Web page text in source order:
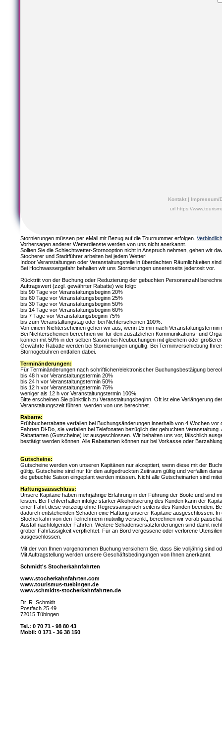
Kontakt| Impressum/
url https://
Stornierungen müssen per eMail mit Bezug auf die Tournummer erfolgen.
Vorhersagen anderer Wetterdienste werden von uns nicht anerkannt.
Sollten Sie die Schlechtwetter-Stornooption nicht in Anspruch nehmen, gehen wir
Stocherer und Stadtführer arbeiten bei jedem Wetter!
Indoor Veranstaltungen oder Veranstaltungsteile in überdachten Räumlichkeiten
Bei Hochwassergefahr behalten wir uns Stornierungen unsererseits jederzeit vor.
Rücktritt von der Buchung oder Reduzierung der gebuchten Personenzahl
Auftragswert (zzgl. gewährter Rabatte) wie folgt:
bis 90 Tage vor Veranstaltungsbeginn 20%
bis 60 Tage vor Veranstaltungsbeginn 25%
bis 30 Tage vor Veranstaltungsbeginn 50%
bis 14 Tage vor Veranstaltungsbeginn 60%
bis 7 Tage vor Veranstaltungsbeginn 75%
bis zum Veranstaltungstag oder bei Nichterscheinen 100%.
Von einem Nichterscheinen gehen wir aus, wenn 15 min nach
Bei Nichterscheinen berechnen wir für den zusätzlichen Kommunikations- und
können mit 50% in der selben Saison bei Neubuchungen mit gleichem oder
Gewährte Rabatte werden bei Stornierungen ungültig. Bei Terminverschiebung
Stornogebühren entfallen dabei.
Terminänderungen:
Für Terminänderungen nach schriftlicher/elektronischer Buchungsbestäigung
bis 48 h vor Veranstaltungstermin 20%
bis 24 h vor Veranstaltungstermin 50%
bis 12 h vor Veranstaltungstermin 75%
weniger als 12 h vor Veranstaltungstermin 100%.
Bitte erscheinen Sie pünktlich zu Veranstaltungsbeginn. Oft ist eine Verlängerung
Veranstaltungszeit führen, werden von uns berechnet.
Rabatte:
Frühbucherrabatte verfallen bei Buchungsänderungen innerhalb von 4 Wochen
Fahrten Di-Do, sie verfallen bei Telefonaten bezüglich der gebuchten
Rabattarten (Gutscheine) ist ausgeschlossen. Wir behalten uns vor, fälschlich
bestätigt werden können. Alle Rabattarten können nur bei Vorkasse oder
Gutscheine:
Gutscheine werden von unseren Kapitänen nur akzeptiert, wenn diese mit der
gültig. Gutscheine sind nur für den aufgedruckten Zeitraum gültig und verfallen
die gebuchte Saison eingeplant werden müssen. Nicht alle Gutscheinarten sind
Haftungsausschluss:
Unsere Kapitäne haben mehrjährige Erfahrung in der Führung der Boote und sind
leisten. Bei Fehlverhalten infolge starker Alkoholisierung des Kunden kann der
einer Fahrt diese vorzeitig ohne Regressanspruch seitens des Kunden beenden.
dadurch entstehenden Schäden eine Haftung unserer Kapitäne ausgeschlossen.
Stocherkahn von den Teilnehmern mutwillig versenkt, berechnen wir vorab
Ausfall nachfolgender Fahrten. Weitere Schadensersatzforderungen sind damit
grober Fahrlässigkeit verpflichtet. Für an Bord vergessene oder verlorene
ausgeschlossen.
Mit der von Ihnen vorgenommen Buchung versichern Sie, dass Sie volljährig sind
Mit Auftragstellung werden unsere Geschäftsbedingungen von Ihnen anerkannt.
Schmidt's Stocherkahnfahrten
www.stocherkahnfahrten.com
www.tourismus-tuebingen.de
www.schmidts-stocherkahnfahrten.de
Dr. R. Schmidt
Postfach 25 49
72015 Tübingen
Tel.: 0 70 71 - 98 80 43
Mobil: 0 171 - 36 38 150